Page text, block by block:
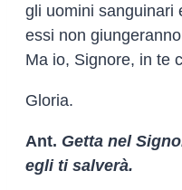
gli uomini sanguinari
essi non
Ma io, Signore, in te
Gloria.
Ant. Getta nel
egli ti salverà.